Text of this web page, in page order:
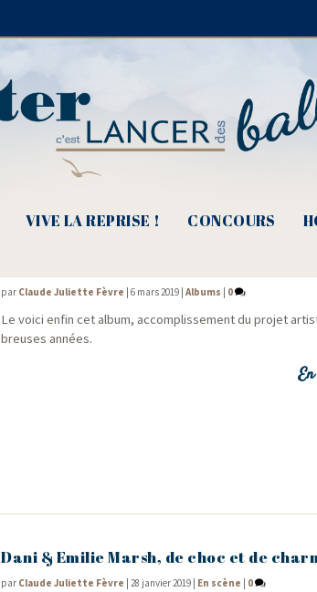
VIVE LA REPRISE ! CONCOURS
par Claude Juliette Fèvre |6 mars 2019 |Albums 0
Le voi­ci enfin cet album, accom­plis­se­ment du pro­jet
breuses années.
Dani & Emilie Marsh, de choc et de
par Claude Juliette Fèvre |28 janvier 2019 En scène 0